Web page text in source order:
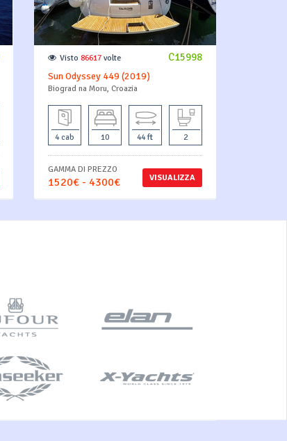
C15998
Visto 86617volte
Sun Odyssey 449 (2019)
Biograd na Moru, Croazia
4 cab 10 44 ft 2
VISUALIZZA
GAMMA DI PREZZO
1520€ - 4300€